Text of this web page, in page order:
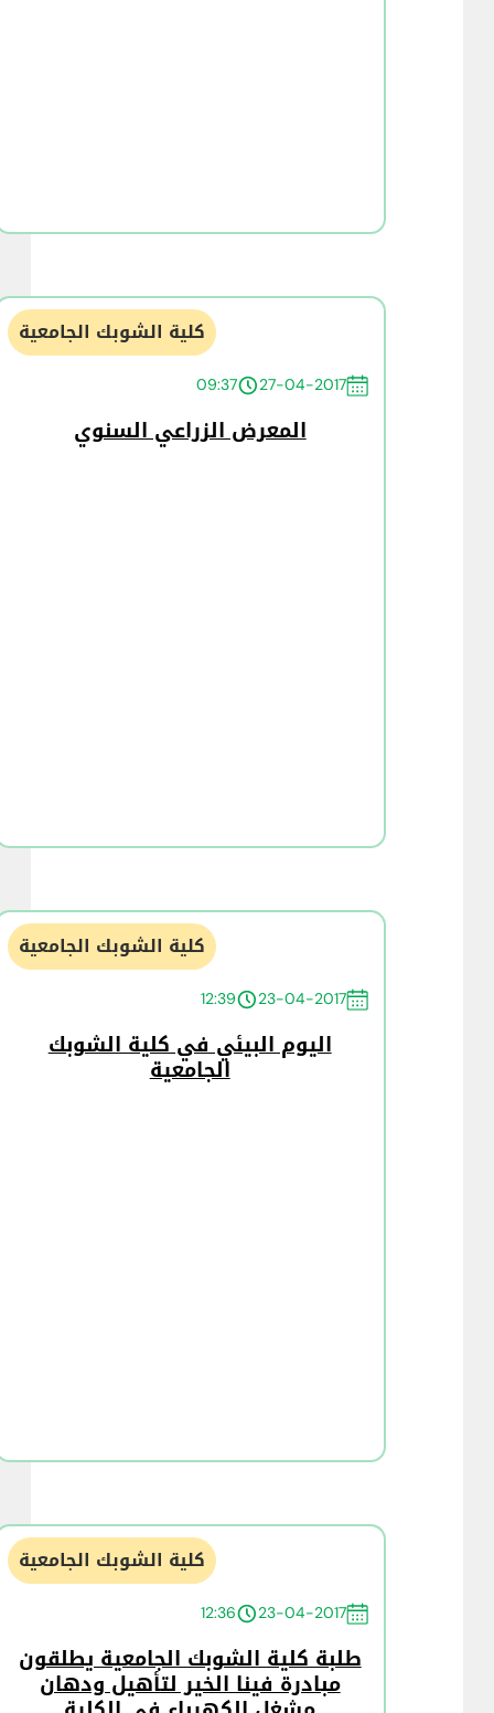
كلية الشوبك الجامعية
27-04-2017
09:37
المعرض الزراعي السنوي
كلية الشوبك الجامعية
23-04-2017
12:39
اليوم البيئي في كلية الشوبك
الجامعية
كلية الشوبك الجامعية
23-04-2017
12:36
طلبة كلية الشوبك الجامعية يطلقون
مبادرة فينا الخير لتأهيل ودهان